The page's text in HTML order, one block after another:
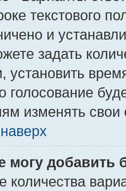
текстового
и
задать
установить
голосование
изменять свои
могу добавить
количества